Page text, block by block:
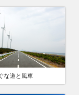
な道と風車